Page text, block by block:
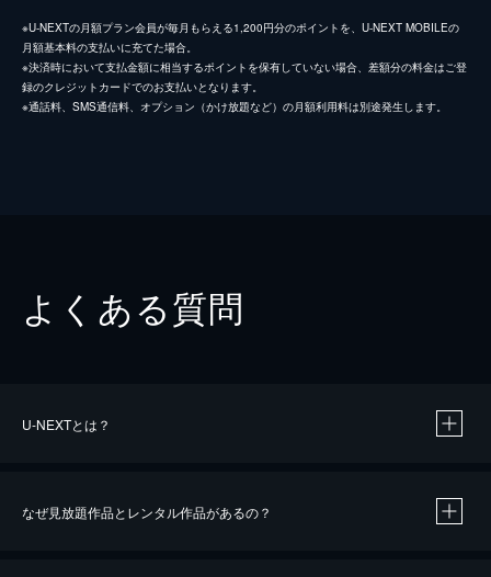
※U-NEXTの月額プラン会員が毎月もらえる1,200円分のポイントを、U-NEXT MOBILEの
月額基本料の支払いに充てた場合。
※決済時において支払金額に相当するポイントを保有していない場合、差額分の料金はご登
録のクレジットカードでのお支払いとなります。
※通話料、SMS通信料、オプション（かけ放題など）の月額利用料は別途発生します。
よくある質問
U-NEXTとは？
なぜ見放題作品とレンタル作品があるの？